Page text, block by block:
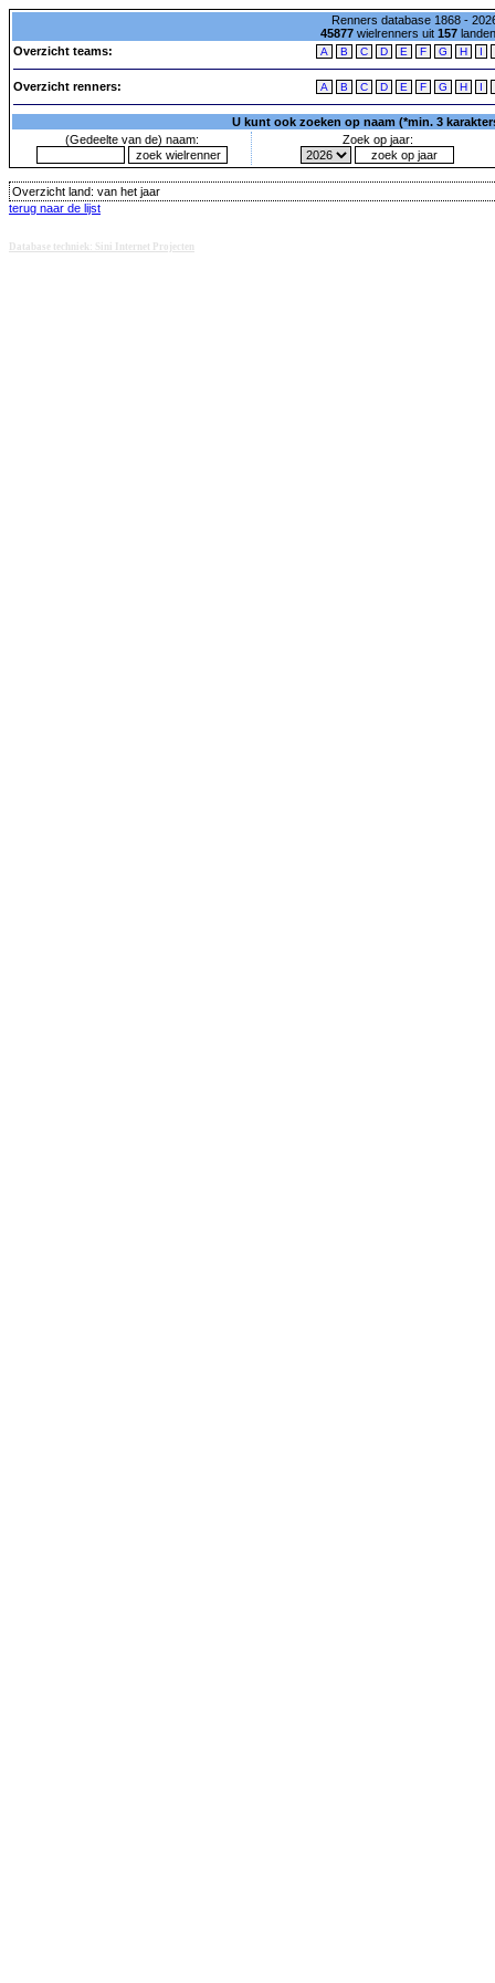
Renners database 1868 -
45877wielrenners uit 157
Overzicht teams:
A B C D E F G H I
Overzicht renners: A B C D E F G H I
U kunt ook zoeken op naam (*min. 3
(Gedeelte van de) naam:
Zoek op jaar:
Overzicht land: van het jaar
terug naar de lijst
Database techniek: Sini Internet Projecten